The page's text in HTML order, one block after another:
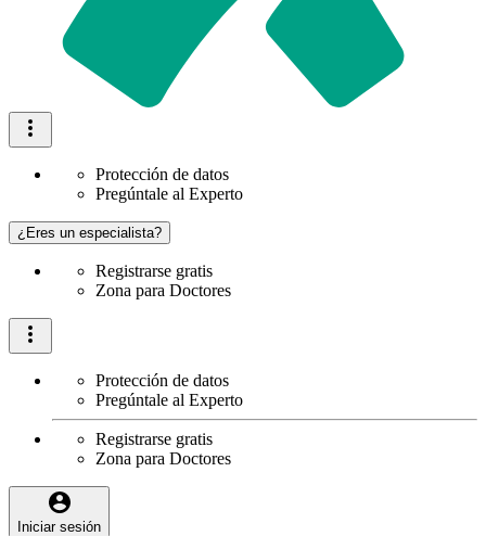
Protección de datos
Pregúntale al Experto
¿Eres un especialista?
Registrarse gratis
Zona para Doctores
Protección de datos
Pregúntale al Experto
Registrarse gratis
Zona para Doctores
Iniciar sesión